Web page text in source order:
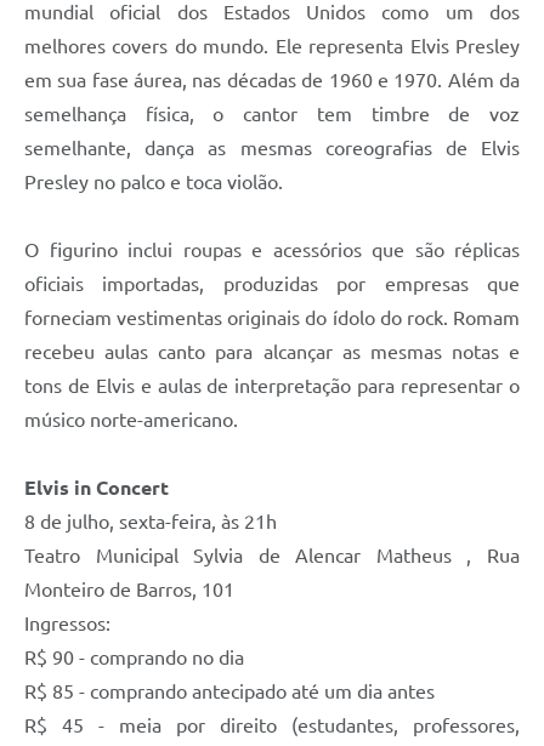
Legislação
Links Úteis
Serviços Online
mundial oficial dos Estados Unidos como um dos
melhores covers do mundo. Ele representa Elvis Presley
em sua fase áurea, nas décadas de 1960 e 1970. Além da
semelhança física, o cantor tem timbre de voz
semelhante, dança as mesmas coreografias de Elvis
Presley no palco e toca violão.
O figurino inclui roupas e acessórios que são réplicas
oficiais importadas, produzidas por empresas que
forneciam vestimentas originais do ídolo do rock. Romam
recebeu aulas canto para alcançar as mesmas notas e
tons de Elvis e aulas de interpretação para representar o
músico norte-americano.
Elvis in Concert
8 de julho, sexta-feira, às 21h
Teatro Municipal Sylvia de Alencar Matheus , Rua
Monteiro de Barros, 101
Ingressos:
R$ 90 - comprando no dia
R$ 85 - comprando antecipado até um dia antes
R$ 45 - meia por direito (estudantes, professores,